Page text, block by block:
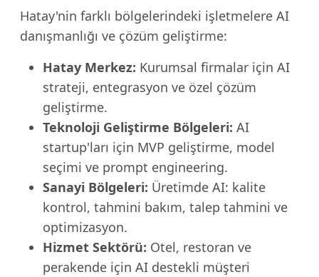
Hatay'nin farklı bölgelerindeki işletmelere AI
danışmanlığı ve çözüm geliştirme:
Hatay Merkez: Kurumsal firmalar için AI
strateji, entegrasyon ve özel çözüm
geliştirme.
Teknoloji Geliştirme Bölgeleri: AI
startup'ları için MVP geliştirme, model
seçimi ve prompt engineering.
Sanayi Bölgeleri: Üretimde AI: kalite
kontrol, tahmini bakım, talep tahmini ve
optimizasyon.
Hizmet Sektörü: Otel, restoran ve
perakende için AI destekli müşteri